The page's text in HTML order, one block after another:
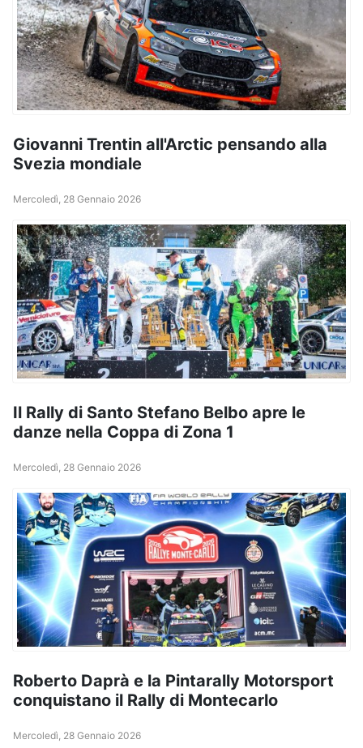
Giovanni Trentin all'Arctic pensando alla
Svezia mondiale
Mercoledì, 28 Gennaio 2026
Il Rally di Santo Stefano Belbo apre le
danze nella Coppa di Zona 1
Mercoledì, 28 Gennaio 2026
Roberto Daprà e la Pintarally Motorsport
conquistano il Rally di Montecarlo
Mercoledì, 28 Gennaio 2026